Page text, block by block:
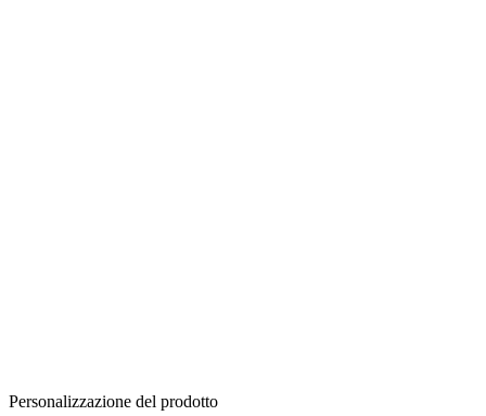
Personalizzazione del prodotto